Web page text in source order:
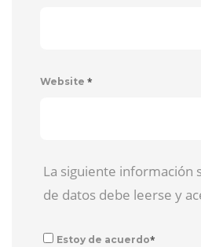
Website *
La siguiente información
de datos debe leerse y
Estoy de acuerdo*